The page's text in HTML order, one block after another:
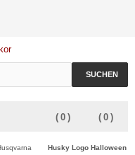
SUCHEN
( 0 )
( 0 )
Husky Logo Halloween